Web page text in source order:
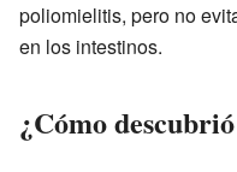
poliomielitis, pero no
en los intestinos.
¿Cómo